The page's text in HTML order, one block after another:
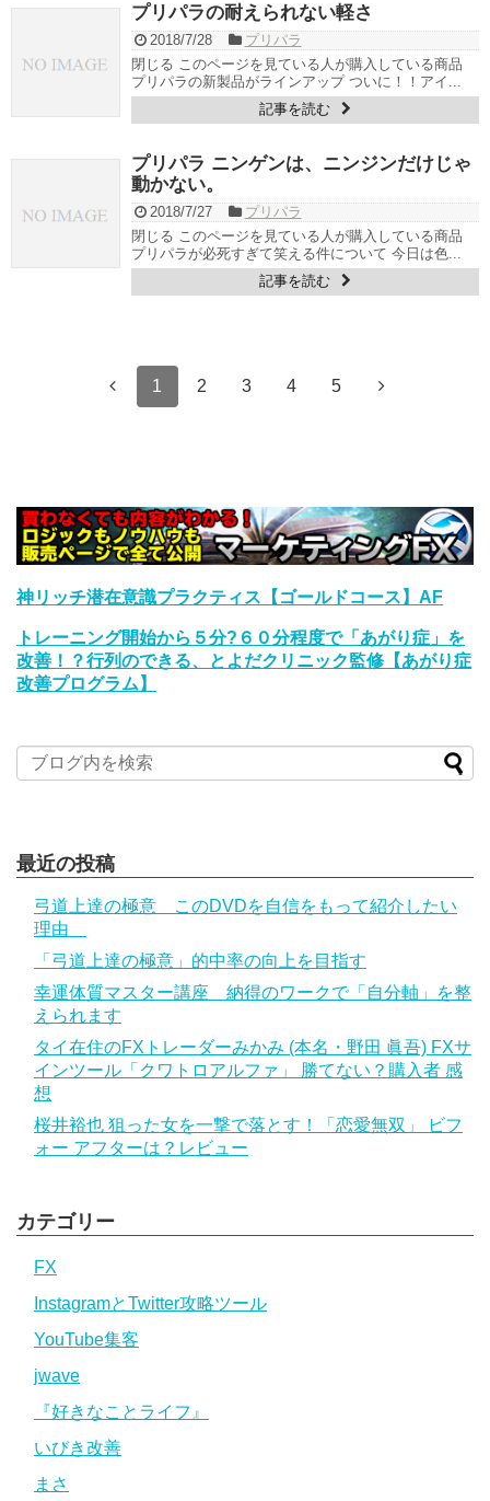
プリパラの耐えられない軽さ
2018/7/28
プリパラ
閉じる このページを見ている人が購入している商品
プリパラの新製品がラインアップ ついに！！アイ...
記事を読む
プリパラ ニンゲンは、ニンジンだけじゃ
動かない。
2018/7/27
プリパラ
閉じる このページを見ている人が購入している商品
プリパラが必死すぎて笑える件について 今日は色...
記事を読む
1 2 3 4 5
神リッチ潜在意識プラクティス【ゴールドコース】AF
トレーニング開始から５分?６０分程度で「あがり症」を
改善！？行列のできる、とよだクリニック監修【あがり症
改善プログラム】
最近の投稿
弓道上達の極意 このDVDを自信をもって紹介したい
理由
「弓道上達の極意」的中率の向上を目指す
幸運体質マスター講座 納得のワークで「自分軸」を整
えられます
タイ在住のFXトレーダーみかみ (本名・野田 眞吾) FXサ
インツール「クワトロアルファ」 勝てない？購入者 感
想
桜井裕也 狙った女を一撃で落とす！「恋愛無双」 ビフ
ォー アフターは？レビュー
カテゴリー
FX
InstagramとTwitter攻略ツール
YouTube集客
jwave
『好きなことライフ』
いびき改善
まさ